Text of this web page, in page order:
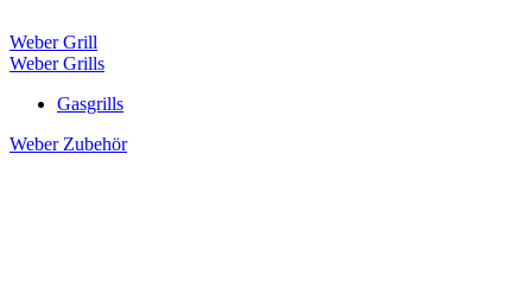
Weber Grill
Weber Grills
Gasgrills
Weber Zubehör